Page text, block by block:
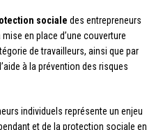
sociale des entrepreneurs
en place d’une couverture
de travailleurs, ainsi que par
à la prévention des risques
individuels représente un enjeu
et de la protection sociale en